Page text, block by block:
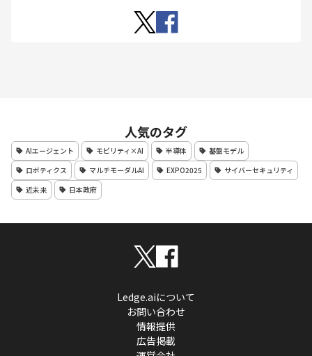
人気のタグ
AIエージェント モビリティ×AI 半導体
基盤モデル
ロボティクス
マルチモーダルAI EXPO2025
サイバーセキュリティ
近未来
日本政府
Ledge.aiについて
お問い合わせ
情報提供
広告掲載